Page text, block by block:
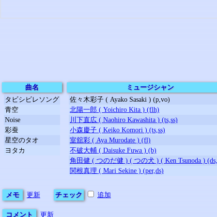
曲名
タビシビレソング
青空
Noise
彩蚕
星空のタオ
ヨタカ
ミュージシャン
佐々木彩子 ( Ayako Sasaki ) (p,vo)
北陽一郎 ( Yoichiro Kita ) (flh)
川下直広 ( Naohiro Kawashita ) (ts,ss)
小森慶子 ( Keiko Komori ) (ts,ss)
室舘彩 ( Aya Murodate ) (fl)
不破大輔 ( Daisuke Fuwa ) (b)
角田健 ( つのだ健 ) ( つの犬 ) ( Ken Tsunoda )
関根真理 ( Mari Sekine ) (per,ds)
メモ 更新 チェック 追加
コメント 更新